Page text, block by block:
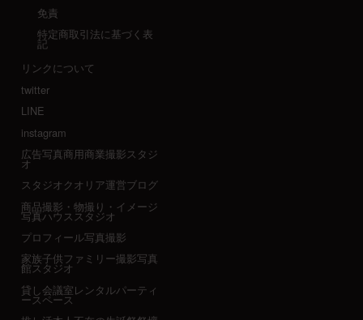
免責
特定商取引法に基づく表
記
リンクについて
twitter
LINE
instagram
広告写真商用商業撮影スタジ
オ
スタジオクオリア運営ブログ
商品撮影・物撮り・イメージ
写真ハウススタジオ
プロフィール写真撮影
家族子供ファミリー撮影写真
館スタジオ
貸し会議室レンタルパーティ
ースペース